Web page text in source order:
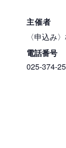
主催者
〈申込み
電話番号
025-374-